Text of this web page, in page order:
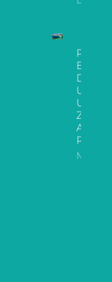
Der
Zur
Riviera
Mehr